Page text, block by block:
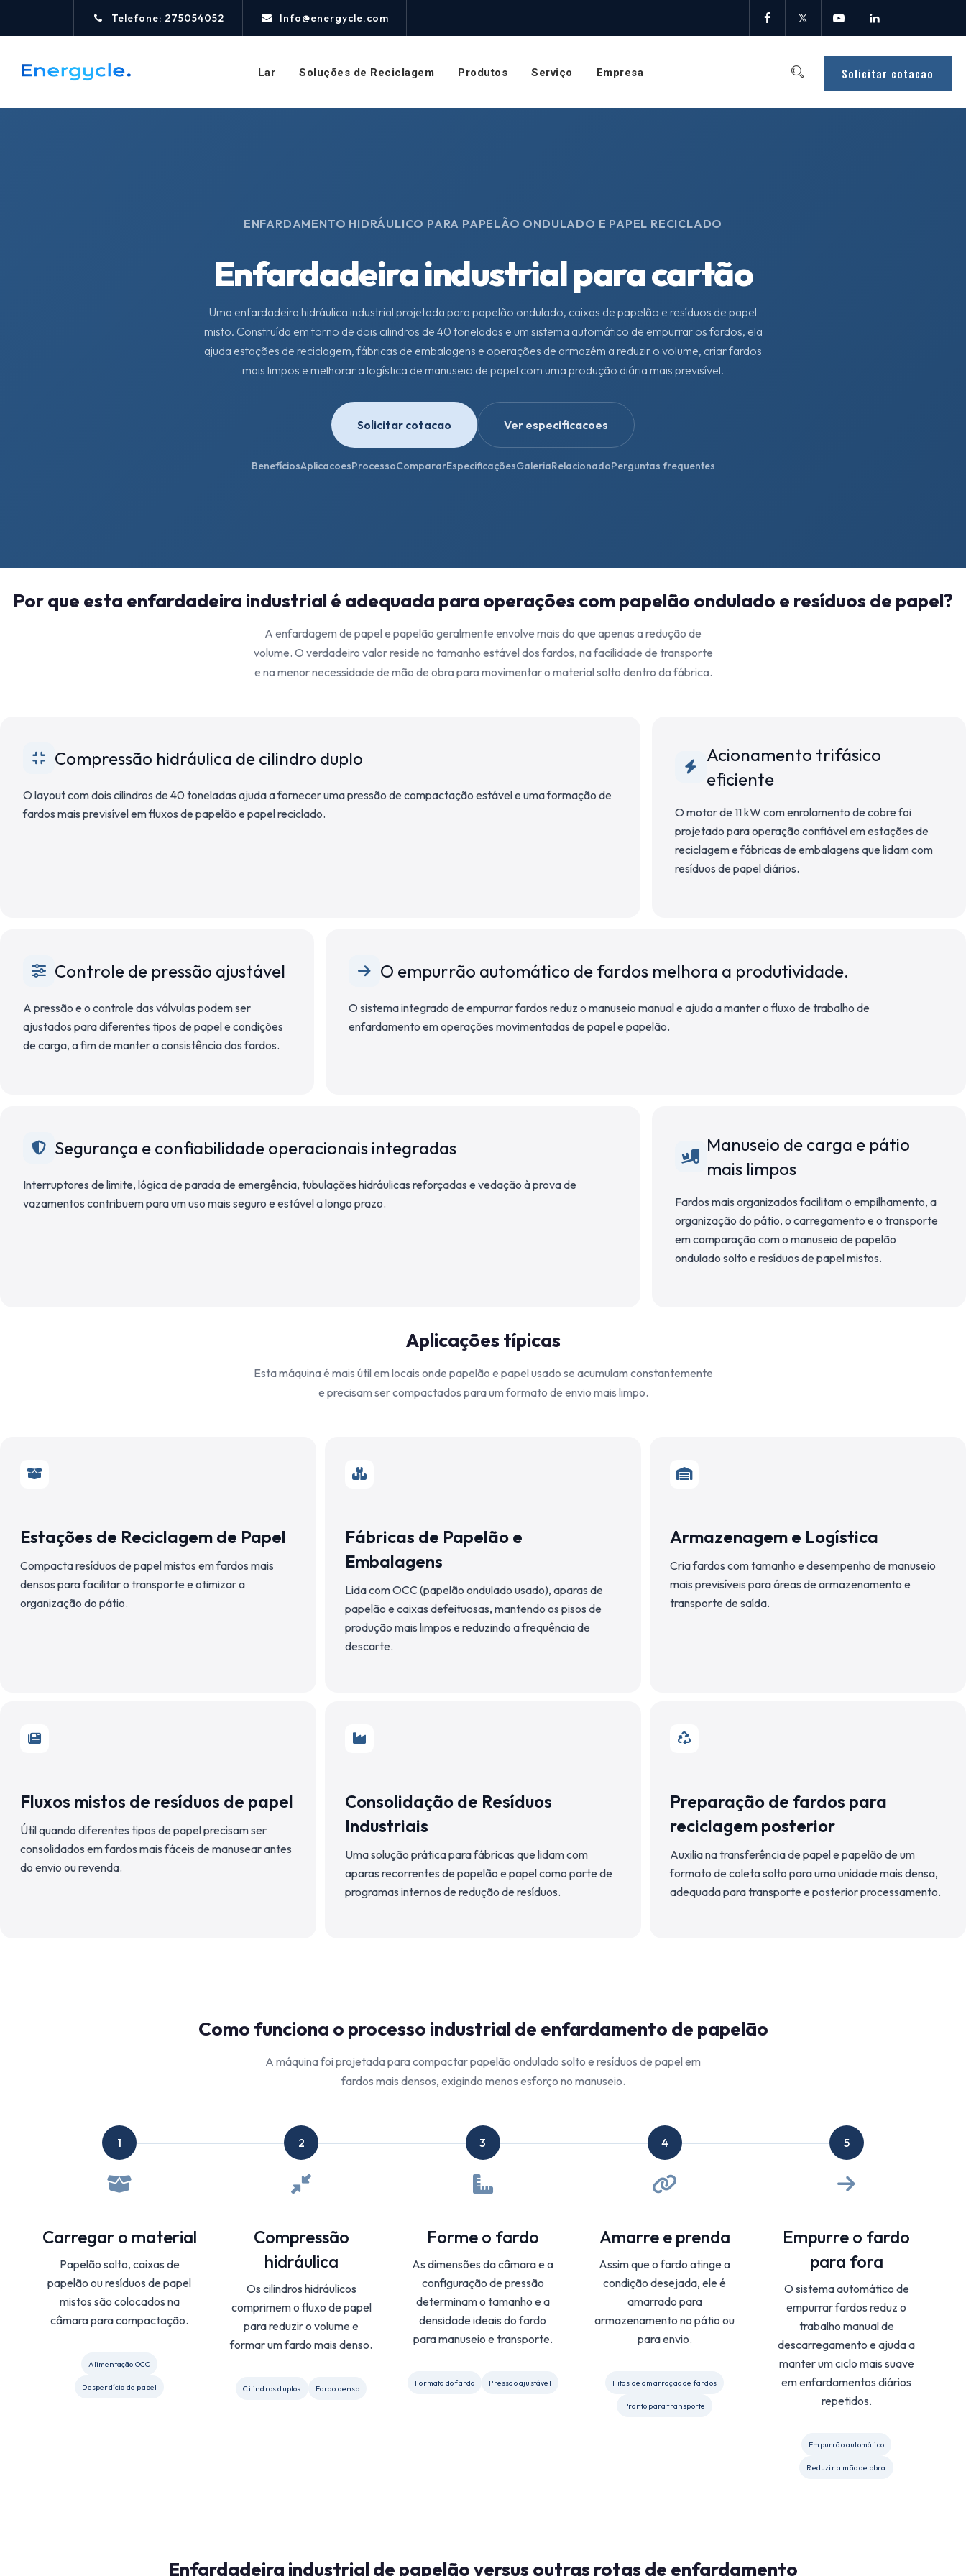
Telefone: 275054052 Info@energycle.com
Solicitar cotacao
Lar Soluções de Reciclagem Produtos Serviço Empresa
ENFARDAMENTO HIDRÁULICO PARA PAPELÃO ONDULADO E PAPEL RECICLADO
Enfardadeira industrial para cartão
Uma enfardadeira hidráulica industrial projetada para papelão ondulado, caixas de papelão e resíduos de papel
misto. Construída em torno de dois cilindros de 40 toneladas e um sistema automático de empurrar os fardos, ela
ajuda estações de reciclagem, fábricas de embalagens e operações de armazém a reduzir o volume, criar fardos
mais limpos e melhorar a logística de manuseio de papel com uma produção diária mais previsível.
Solicitar cotacao Ver especificacoes
BenefíciosAplicacoesProcessoCompararEspecificaçõesGaleriaRelacionadoPerguntas frequentes
Por que esta enfardadeira industrial é adequada para operações com papelão ondulado e resíduos de papel?
A enfardagem de papel e papelão geralmente envolve mais do que apenas a redução de
volume. O verdadeiro valor reside no tamanho estável dos fardos, na facilidade de transporte
e na menor necessidade de mão de obra para movimentar o material solto dentro da fábrica.
Compressão hidráulica de cilindro duplo
O layout com dois cilindros de 40 toneladas ajuda a fornecer uma pressão de compactação estável e uma formação de
fardos mais previsível em fluxos de papelão e papel reciclado.
Acionamento trifásico
eficiente
O motor de 11 kW com enrolamento de cobre foi
projetado para operação confiável em estações de
reciclagem e fábricas de embalagens que lidam com
resíduos de papel diários.
Controle de pressão ajustável
A pressão e o controle das válvulas podem ser
ajustados para diferentes tipos de papel e condições
de carga, a fim de manter a consistência dos fardos.
O empurrão automático de fardos melhora a produtividade.
O sistema integrado de empurrar fardos reduz o manuseio manual e ajuda a manter o fluxo de trabalho de
enfardamento em operações movimentadas de papel e papelão.
Segurança e confiabilidade operacionais integradas
Interruptores de limite, lógica de parada de emergência, tubulações hidráulicas reforçadas e vedação à prova de
vazamentos contribuem para um uso mais seguro e estável a longo prazo.
Manuseio de carga e pátio
mais limpos
Fardos mais organizados facilitam o empilhamento, a
organização do pátio, o carregamento e o transporte
em comparação com o manuseio de papelão
ondulado solto e resíduos de papel mistos.
Aplicações típicas
Esta máquina é mais útil em locais onde papelão e papel usado se acumulam constantemente
e precisam ser compactados para um formato de envio mais limpo.
Estações de Reciclagem de Papel
Compacta resíduos de papel mistos em fardos mais
densos para facilitar o transporte e otimizar a
organização do pátio.
Fábricas de Papelão e
Embalagens
Lida com OCC (papelão ondulado usado), aparas de
papelão e caixas defeituosas, mantendo os pisos de
produção mais limpos e reduzindo a frequência de
descarte.
Armazenagem e Logística
Cria fardos com tamanho e desempenho de manuseio
mais previsíveis para áreas de armazenamento e
transporte de saída.
Fluxos mistos de resíduos de papel
Útil quando diferentes tipos de papel precisam ser
consolidados em fardos mais fáceis de manusear antes
do envio ou revenda.
Consolidação de Resíduos
Industriais
Uma solução prática para fábricas que lidam com
aparas recorrentes de papelão e papel como parte de
programas internos de redução de resíduos.
Preparação de fardos para
reciclagem posterior
Auxilia na transferência de papel e papelão de um
formato de coleta solto para uma unidade mais densa,
adequada para transporte e posterior processamento.
Como funciona o processo industrial de enfardamento de papelão
A máquina foi projetada para compactar papelão ondulado solto e resíduos de papel em
fardos mais densos, exigindo menos esforço no manuseio.
1
Carregar o material
Papelão solto, caixas de
papelão ou resíduos de papel
mistos são colocados na
câmara para compactação.
Alimentação OCC
Desperdício de papel
2
Compressão
hidráulica
Os cilindros hidráulicos
comprimem o fluxo de papel
para reduzir o volume e
formar um fardo mais denso.
Cilindros duplos Fardo denso
3
Forme o fardo
As dimensões da câmara e a
configuração de pressão
determinam o tamanho e a
densidade ideais do fardo
para manuseio e transporte.
Formato do fardo Pressão ajustável
4
Amarre e prenda
Assim que o fardo atinge a
condição desejada, ele é
amarrado para
armazenamento no pátio ou
para envio.
Fitas de amarração de fardos
Pronto para transporte
5
Empurre o fardo
para fora
O sistema automático de
empurrar fardos reduz o
trabalho manual de
descarregamento e ajuda a
manter um ciclo mais suave
em enfardamentos diários
repetidos.
Empurrão automático
Reduzir a mão de obra
Enfardadeira industrial de papelão versus outras rotas de enfardamento